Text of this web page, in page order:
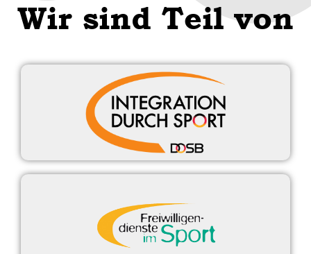
Wir sind Teil von